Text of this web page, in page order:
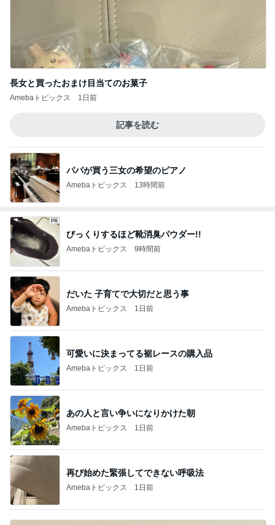
長女と買ったおまけ目当てのお菓子
Amebaトピックス 1日前
記事を読む
パパが買う三女の希望のピアノ
Amebaトピックス 13時間前
びっくりするほど靴消臭パウダー!!
Amebaトピックス 9時間前
だいた 子育てで大切だと思う事
Amebaトピックス 1日前
可愛いに決まってる裾レースの購入品
Amebaトピックス 1日前
あの人と言い争いになりかけた朝
Amebaトピックス 1日前
再び始めた緊張してできない呼吸法
Amebaトピックス 1日前